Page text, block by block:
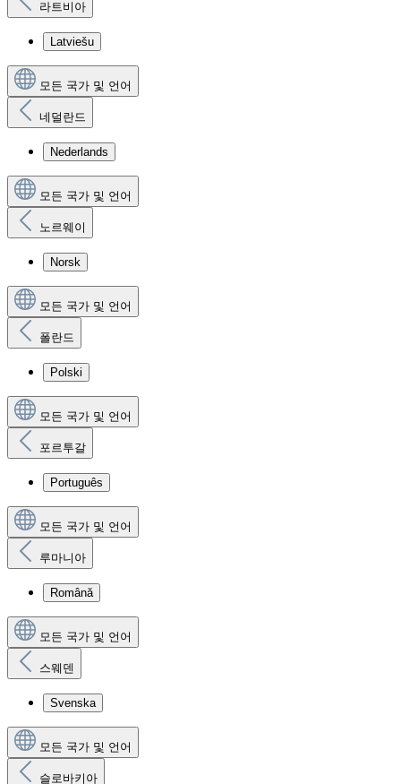
라트비아
Latviešu
모든 국가 및 언어
네덜란드
Nederlands
모든 국가 및 언어
노르웨이
Norsk
모든 국가 및 언어
폴란드
Polski
모든 국가 및 언어
포르투갈
Português
모든 국가 및 언어
루마니아
Română
모든 국가 및 언어
스웨덴
Svenska
모든 국가 및 언어
슬로바키아